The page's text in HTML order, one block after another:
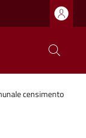
censimento